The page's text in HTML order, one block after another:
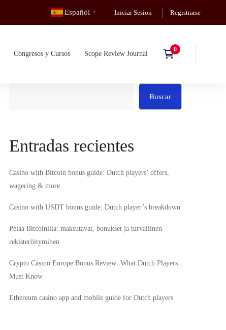
Español ▼ Iniciar Sesion Registrarse
Congresos y Cursos Scope Review Journal
Buscar
Entradas recientes
Casino with Bitcoin bonus guide: Dutch players’ offers,
wagering & more
Casino with USDT bonus guide: Dutch player’s breakdown
Pelaa Bitcoinilla: maksutavat, bonukset ja turvallinen
rekisteröityminen
Crypto Casino Europe Bonus Review: What Dutch Players
Must Know
Ethereum casino app and mobile guide for Dutch players